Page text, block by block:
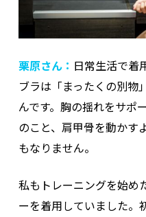
栗原さん： 日常生活で着
ブラは「まったくの別物
んです。胸の揺れをサポ
のこと、肩甲骨を動かす
もなりません。
私もトレーニングを始め
ーを着用していました。